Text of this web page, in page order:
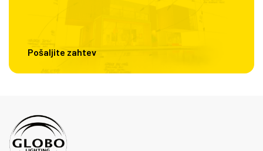
Pošaljite zahtev